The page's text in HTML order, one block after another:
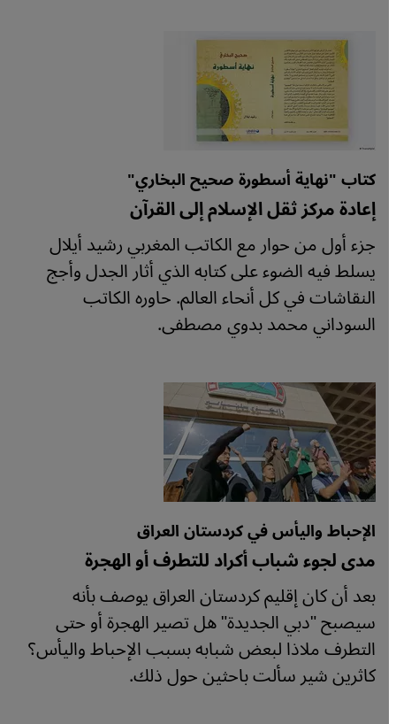
كتاب "نهاية أسطورة صحيح البخاري"
إعادة مركز ثقل الإسلام إلى القرآن
جزء أول من حوار مع الكاتب المغربي رشيد أيلال
يسلط فيه الضوء على كتابه الذي أثار الجدل وأجج
النقاشات في كل أنحاء العالم. حاوره الكاتب
السوداني محمد بدوي مصطفى.
الإحباط واليأس في كردستان العراق
مدى لجوء شباب أكراد للتطرف أو الهجرة
بعد أن كان إقليم كردستان العراق يوصف بأنه
سيصبح "دبي الجديدة" هل تصير الهجرة أو حتى
التطرف ملاذا لبعض شبابه بسبب الإحباط واليأس؟
كاثرين شير سألت باحثين حول ذلك.